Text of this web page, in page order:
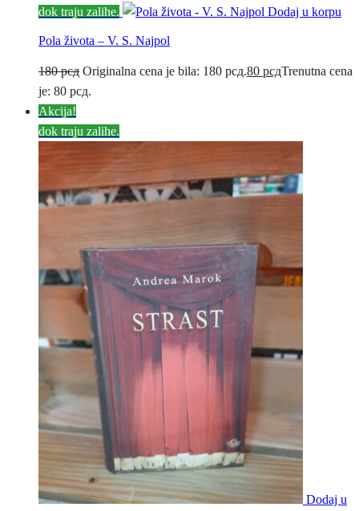
dok traju zalihe.
Dodaj u korpu
Pola života – V. S. Najpol
180рсд Originalna cena je bila: 180 рсд.80 рсдTrenutna cena
je: 80 рсд.
Akcija!
dok traju zalihe.
Dodaj u